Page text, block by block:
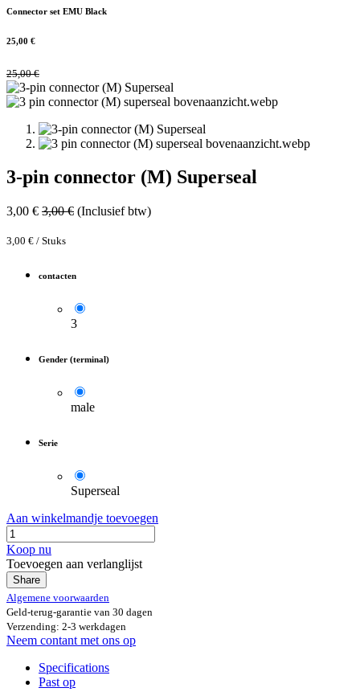
Connector set EMU Black
25,00 €
25,00€
3-pin connector (M) Superseal
3,00 € 3,00€ (Inclusief btw)
3,00 € / Stuks
contacten
3
Gender (terminal)
male
Serie
Superseal
Aan winkelmandje toevoegen
Koop nu
Toevoegen aan verlanglijst
Share
Algemene voorwaarden
Geld-terug-garantie van 30 dagen
Verzending: 2-3 werkdagen
Neem contant met ons op
Specifications
Past op